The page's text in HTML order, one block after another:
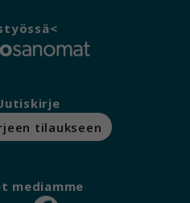
tilaukseen
mediamme